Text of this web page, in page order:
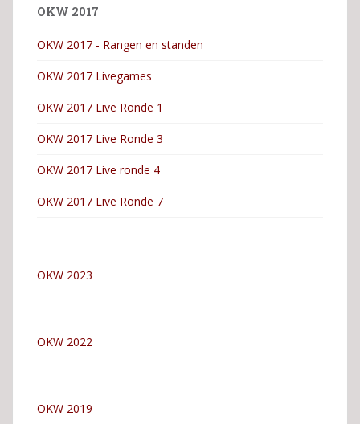
OKW 2017
OKW 2017 - Rangen en standen
OKW 2017 Livegames
OKW 2017 Live Ronde 1
OKW 2017 Live Ronde 3
OKW 2017 Live ronde 4
OKW 2017 Live Ronde 7
OKW 2023
OKW 2022
OKW 2019